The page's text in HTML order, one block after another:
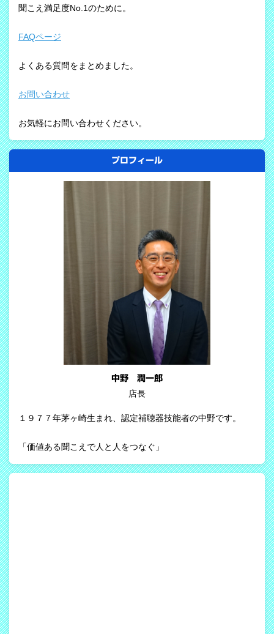
聞こえ満足度No.1のために。
FAQページ
よくある質問をまとめました。
お問い合わせ
お気軽にお問い合わせください。
プロフィール
中野 潤一郎
店長
１９７７年茅ヶ崎生まれ、認定補聴器技能者の中野です。
「価値ある聞こえで人と人をつなぐ」